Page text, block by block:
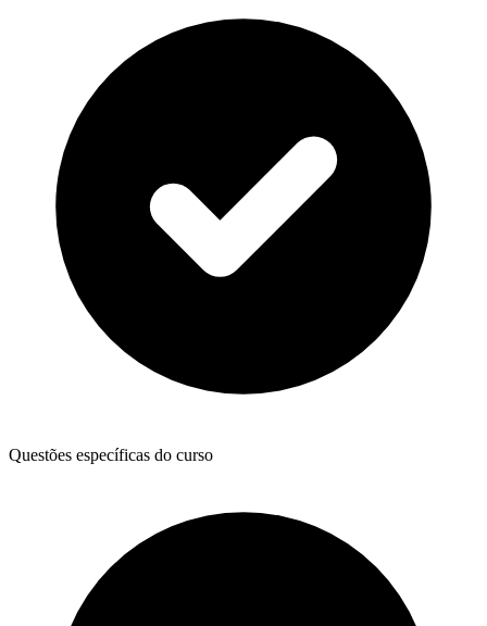
Questões específicas do curso